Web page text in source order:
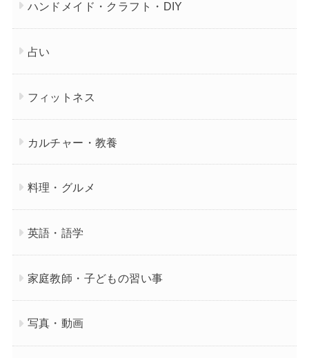
ハンドメイド・クラフト・DIY
占い
フィットネス
カルチャー・教養
料理・グルメ
英語・語学
家庭教師・子どもの習い事
写真・動画